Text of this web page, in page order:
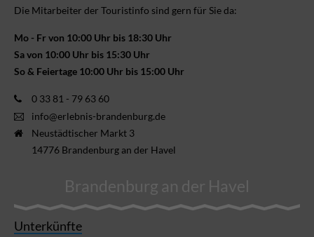
Die Mitarbeiter der Touristinfo sind gern für Sie da:
Mo - Fr von 10:00 Uhr bis 18:30 Uhr
Sa von 10:00 Uhr bis 15:30 Uhr
So & Feiertage 10:00 Uhr bis 15:00 Uhr
0 33 81 - 79 63 60
info@erlebnis-brandenburg.de
Neustädtischer Markt 3
14776 Brandenburg an der Havel
Brandenburg an der Havel
Unterkünfte